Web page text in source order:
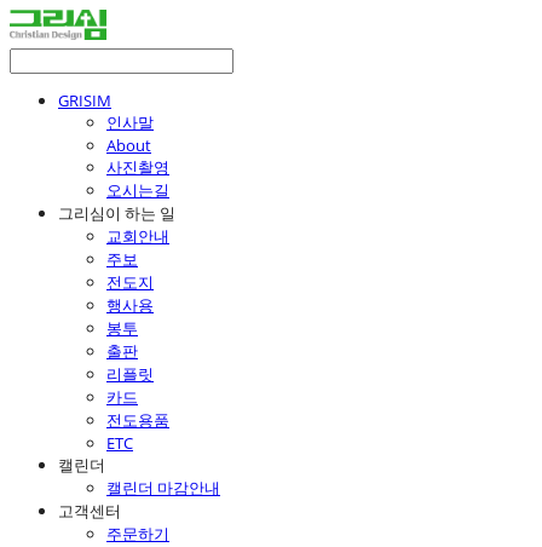
GRISIM
인사말
About
사진촬영
오시는길
그리심이 하는 일
교회안내
주보
전도지
행사용
봉투
출판
리플릿
카드
전도용품
ETC
캘린더
캘린더 마감안내
고객센터
주문하기